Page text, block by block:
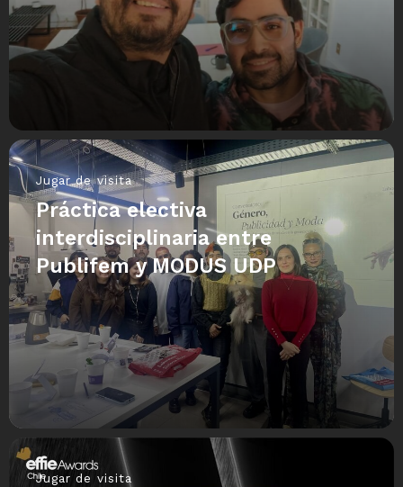
Jugar de visita
Práctica electiva
interdisciplinaria entre
Publifem y MODUS UDP
Jugar de visita